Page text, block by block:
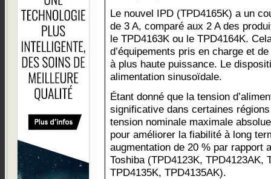
Le nouvel IPD (TPD4165K) a un
de 3 A, comparé aux 2 A des
le TPD4163K ou le TPD4164K.
d’équipements pris en charge et
à plus haute puissance. Le
alimentation sinusoïdale.
Étant donné que la tension
significative dans certaines
tension nominale maximale
pour améliorer la fiabilité à long
augmentation de 20 % par rapport
Toshiba (TPD4123K, TPD4123AK,
TPD4135K, TPD4135AK).